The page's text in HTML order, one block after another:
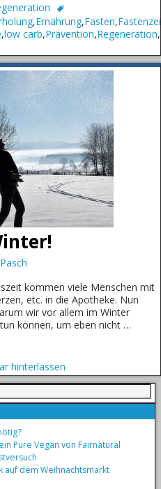
,Ernährung,Fasten,
,low carb,Prävention,Regeneration,
kommen viele Menschen mit
etc. in die Apotheke. Nun
wir vor allem im Winter
können, um eben nicht …
hinterlassen
Pure Vegan von Fairnatural
auf dem Weihnachtsmarkt